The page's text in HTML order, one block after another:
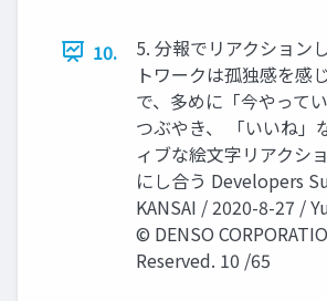
10.
5. 分報でリアクション
トワークは孤独感を感
で、多めに「今やって
つぶやき、 「いいね」
ィブな絵文字リアクシ
にし合う Developers
KANSAI / 2020-8-27 /
© DENSO
Reserved. 10 /65